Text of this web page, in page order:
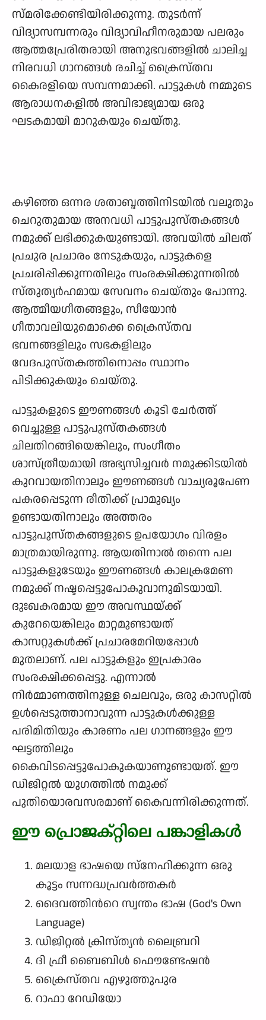
സ്മരിക്കേണ്ടിയിരിക്കുന്നു. തുടർന്ന്
വിദ്യാസമ്പന്നരും വിദ്യാവിഹീനരുമായ പലരും
ആത്മപ്രേരിതരായി അനുഭവങ്ങളിൽ ചാലിച്ച
നിരവധി ഗാനങ്ങൾ രചിച്ച് ക്രൈസ്തവ
കൈരളിയെ സമ്പന്നമാക്കി. പാട്ടുകൾ നമ്മുടെ
ആരാധനകളിൽ അവിഭാജ്യമായ ഒരു
ഘടകമായി മാറുകയും ചെയ്തു.​​​
കഴിഞ്ഞ ഒന്നര ശതാബ്ദത്തിനിടയിൽ വലുതും
ചെറുതുമായ അനവധി പാട്ടുപുസ്തകങ്ങൾ
നമുക്ക് ലഭിക്കുകയുണ്ടായി. അവയിൽ ചിലത്
പ്രചുര പ്രചാരം നേടുകയും, പാട്ടുകളെ
പ്രചരിപ്പിക്കുന്നതിലും സംരക്ഷിക്കുന്നതിൽ
സ്തുത്യർഹമായ സേവനം ചെയ്തും പോന്നു.
ആത്മീയഗീതങ്ങളും, സീയോൻ
ഗീതാവലിയുമൊക്കെ ക്രൈസ്തവ
ഭവനങ്ങളിലും സഭകളിലും
വേദപുസ്തകത്തിനൊപ്പം സ്ഥാനം
പിടിക്കുകയും ചെയ്തു.
പാട്ടുകളുടെ ഈണങ്ങൾ കൂടി ചേർത്ത്
വെച്ചുള്ള പാട്ടുപുസ്തകങ്ങൾ
ചിലതിറങ്ങിയെങ്കിലും, സംഗീതം
ശാസ്ത്രീയമായി അഭ്യസിച്ചവർ നമുക്കിടയിൽ
കുറവായതിനാലും ഈണങ്ങൾ വാച്യരൂപേണ
പകരപ്പെടുന്ന രീതിക്ക് പ്രാമുഖ്യം
ഉണ്ടായതിനാലും അത്തരം
പാട്ടുപുസ്തകങ്ങളുടെ ഉപയോഗം വിരളം
മാത്രമായിരുന്നു. ആയതിനാൽ തന്നെ പല
പാട്ടുകളുടേയും ഈണങ്ങൾ കാലക്രമേണ
നമുക്ക് നഷ്ടപ്പെട്ടുപോകുവാനുമിടയായി.
ദുഃഖകരമായ ഈ അവസ്ഥയ്ക്ക്
കുറേയെങ്കിലും മാറ്റമുണ്ടായത്
കാസറ്റുകൾക്ക് പ്രചാരമേറിയപ്പോൾ
മുതലാണ്. പല പാട്ടുകളും ഇപ്രകാരം
സംരക്ഷിക്കപ്പെട്ടു. എന്നാൽ
നിർമ്മാണത്തിനുള്ള ചെലവും, ഒരു കാസറ്റിൽ
ഉൾപ്പെടുത്താനാവുന്ന പാട്ടുകൾക്കുള്ള
പരിമിതിയും കാരണം പല ഗാനങ്ങളും ഈ
ഘട്ടത്തിലും
കൈവിടപ്പെട്ടുപോകുകയാണുണ്ടായത്. ഈ
ഡിജിറ്റൽ യുഗത്തിൽ നമുക്ക്
പുതിയൊരവസരമാണ് കൈവന്നിരിക്കുന്നത്.
ഈ പ്രൊജക്റ്റിലെ പങ്കാളികള്‍
മലയാള ഭാഷയെ സ്നേഹിക്കുന്ന ഒരു
കൂട്ടം സന്നദ്ധപ്രവർത്തകർ
ദൈവത്തിന്‍റെ സ്വന്തം ഭാഷ (God's Own
Language)
ഡിജിറ്റല്‍ ക്രിസ്ത്യന്‍ ലൈബ്രറി
ദി ഫ്രീ ബൈബിൾ ഫൌണ്ടേഷൻ
ക്രൈസ്തവ എഴുത്തുപുര
റാഫാ റേഡിയോ